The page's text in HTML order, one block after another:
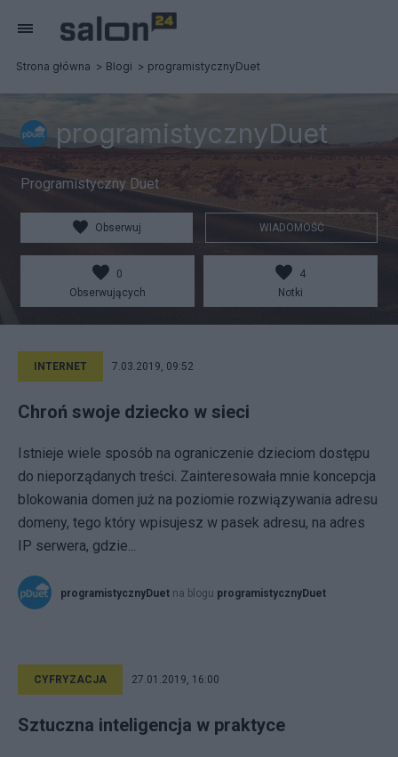
Strona główna Blogi programistycznyDuet
programistycznyDuet
Programistyczny Duet
Obserwuj WIADOMOŚĆ
0
Obserwujących
4
Notki
INTERNET 7.03.2019, 09:52
Chroń swoje dziecko w sieci
Istnieje wiele sposób na ograniczenie dzieciom dostępu
do nieporządanych treści. Zainteresowała mnie koncepcja
blokowania domen już na poziomie rozwiązywania adresu
domeny, tego który wpisujesz w pasek adresu, na adres
IP serwera, gdzie...
programistycznyDuet na blogu programistycznyDuet
CYFRYZACJA 27.01.2019, 16:00
Sztuczna inteligencja w praktyce